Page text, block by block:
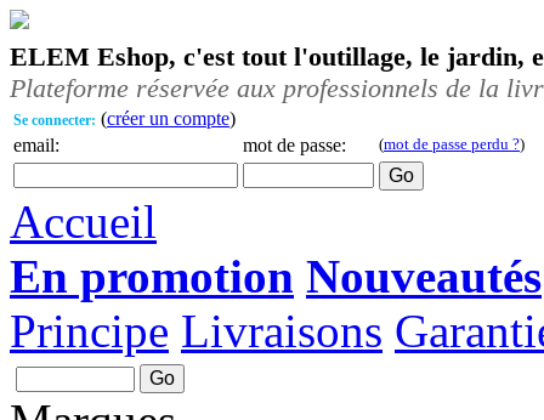
ELEM Eshop, c'est tout l'outillage, le jardin,
Plateforme réservée aux professionnels de la
Se connecter: (créer un compte)
email:
mot de passe: (mot de passe perdu ?)
Accueil
En promotion Nouveautés
Principe Livraisons